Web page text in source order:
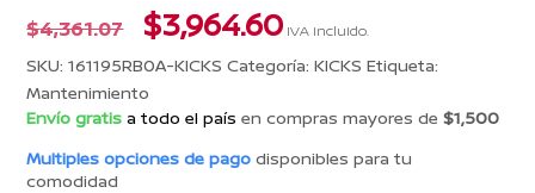
$4,361.07 El
precio
original
era:
$4,361.07.
$3,964.60El
precio
actual
es:
$3,964.60.
IVA incluido.
SKU:161195RB0A-KICKS Categoría:KICKS Etiqueta:
Mantenimiento
Envío gratis a todo el paísen compras mayores de$1,500
Multiples opciones de pagodisponibles para tu
comodidad